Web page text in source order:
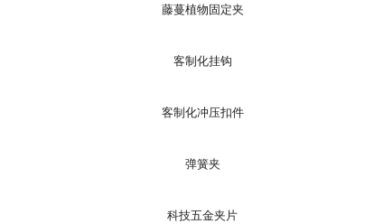
藤蔓植物固定夹
客制化挂钩
客制化冲压扣件
弹簧夹
科技五金夹片